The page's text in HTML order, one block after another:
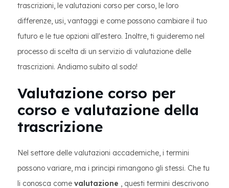
trascrizioni, le valutazioni corso per corso, le loro
differenze, usi, vantaggi e come possono cambiare il tuo
futuro e le tue opzioni all'estero. Inoltre, ti guideremo nel
processo di scelta di un servizio di valutazione delle
trascrizioni. Andiamo subito al sodo!
Valutazione corso per
corso e valutazione della
trascrizione
Nel settore delle valutazioni accademiche, i termini
possono variare, ma i principi rimangono gli stessi. Che tu
li conosca come valutazione , questi termini descrivono